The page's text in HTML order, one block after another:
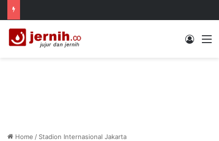
Log In
Home / Stadion Internasional Jakarta